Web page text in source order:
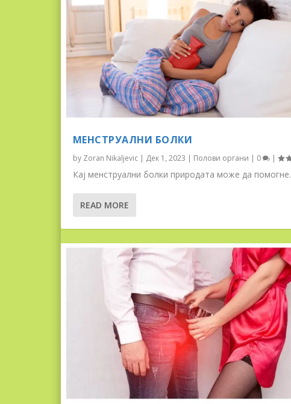
МЕНСТРУАЛНИ БОЛКИ
by Zoran Nikaljevic| Дек 1, 2023 | Полови органи | 0 |
Кај менструални болки природата може да помогне.
READ MORE